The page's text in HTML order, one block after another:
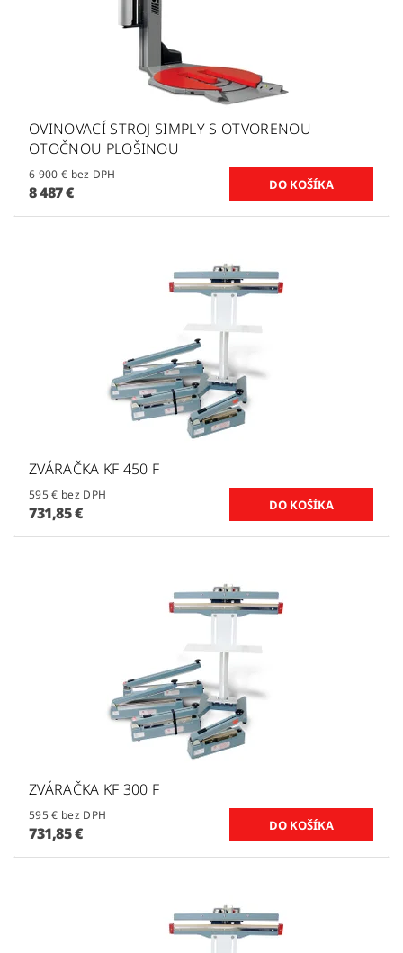
OVINOVACÍ STROJ SIMPLY S OTVORENOU
OTOČNOU PLOŠINOU
6 900 € bez DPH
8 487 €
ZVÁRAČKA KF 450 F
595 € bez DPH
731,85 €
ZVÁRAČKA KF 300 F
595 € bez DPH
731,85 €